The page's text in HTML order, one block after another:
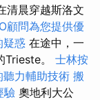
清晨穿越斯洛文
顧問為您提供優
疑惑 在途中，一
Trieste。 士林按
力輔助技術 搬
驗 奧地利大公